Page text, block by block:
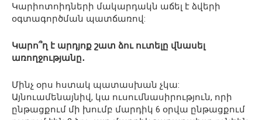
Կարիոտոիդների մակարդակն աճել է ձվերի
օգտագործման պատճառով:
Կարո՞ղ է արդյոք շատ ձու ուտելը վնասել
առողջությանը․
Մինչ օրս հստակ պատասխան չկա:
Այնուամենայնիվ, կա ուսումնասիրություն, որի
ընթացքում մի խումբ մարդիկ 6 օրվա ընթացքում